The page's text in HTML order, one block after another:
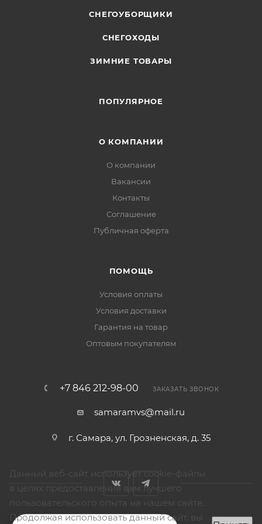
СНЕГОУБОРЩИКИ
СНЕГОХОДЫ
ЗИМНИЕ ТОВАРЫ
ПОПУЛЯРНОЕ
О КОМПАНИИ
О компании
Вакансии
Контакты
Соглашение
Публичная оферта
ПОМОЩЬ
Условия оплаты
Условия доставки
Гарантия на товар
Оптовым покупателям
+7 846 212-98-00 ЗАКАЗАТЬ ЗВОНОК
samaramvs@mail.ru
г. Самара, ул. Грозненская, д. 35
Данный веб-сайт использует cookie-файлы
в целях предоставления вам лучшего
пользовательского опыта на нашем сайте.
Продолжая использовать данный сайт, вы